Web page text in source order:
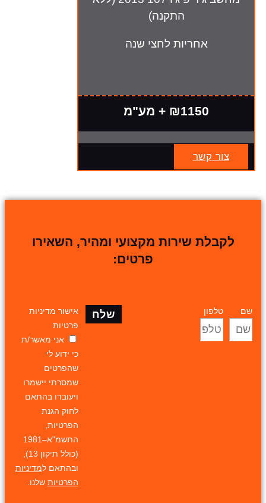
התקנה)
אחריות לחצי שנה
₪1150 + מע"מ
צור קשר
לקבלת שירות מקצועי ומהיר, השאירו
פרטים:
שם טלפון
אישור מדיניות
פרטיות
אני מאשר/ת
כי ידוע לי
שהפרטים
שמסרתי יישמרו
ויעובדו בהתאם
לחוק הגנת
הפרטיות,
התשמ"א–1981
(כולל תיקון 13),
ובהתאם למדיניות
הפרטיות שלנו.
שלח